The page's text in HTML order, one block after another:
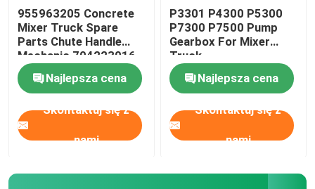
955963205 Concrete
Mixer Truck Spare
Parts Chute Handle
Mechanic 704223016
Najlepsza cena
Skontaktuj się z
nami
P3301 P4300 P5300
P7300 P7500 Pump
Gearbox For Mixer
Truck
Najlepsza cena
Skontaktuj się z
nami